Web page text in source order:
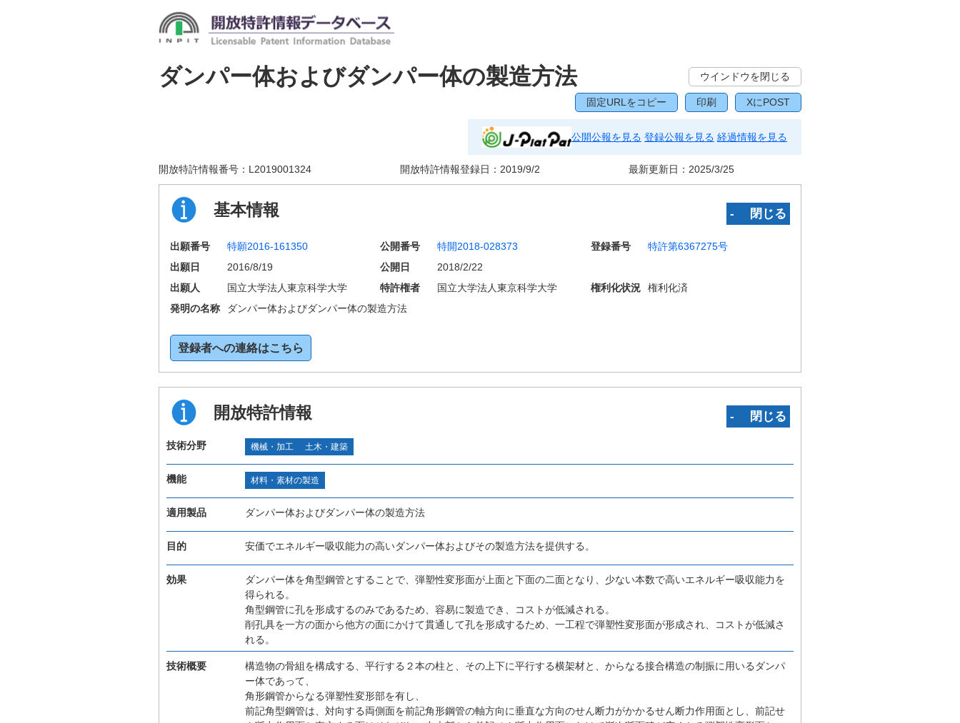
ダンパー体およびダンパー体の製造方法 ウインドウを閉じる
固定URLをコピー 印刷 XにPOST
公開公報を見る 登録公報を見る 経過情報を見る
開放特許情報番号： L2019001324 開放特許情報登録日： 2019/9/2 最新更新日： 2025/3/25
基本情報 ‐ 閉じる
出願番号 特願2016-161350 公開番号 特開2018-028373 登録番号
特許第6367275号
出願日
2016/8/19 公開日
2018/2/22
出願人
国立大学法人東京科学大学 特許権者 国立大学法人東京科学大学 権利化状況
権利化済
発明の名称
ダンパー体およびダンパー体の製造方法
登録者への連絡はこちら
開放特許情報 ‐ 閉じる
技術分野 機械・加工 土木・建築
機能 材料・素材の製造
適用製品 ダンパー体およびダンパー体の製造方法
目的 安価でエネルギー吸収能力の高いダンパー体およびその製造方法を提供する。
効果
ダンパー体を角型鋼管とすることで、弾塑性変形面が上面と下面の二面となり、少ない本数で高いエネルギー吸収能力を
得られる。
角型鋼管に孔を形成するのみであるため、容易に製造でき、コストが低減される。
削孔具を一方の面から他方の面にかけて貫通して孔を形成するため、一工程で弾塑性変形面が形成され、コストが低減さ
れる。
技術概要
構造物の骨組を構成する、平行する２本の柱と、その上下に平行する横架材と、からなる接合構造の制振に用いるダンパ
ー体であって、
角形鋼管からなる弾塑性変形部を有し、
前記角型鋼管は、対向する両側面を前記角形鋼管の軸方向に垂直な方向のせん断力がかかるせん断力作用面とし、前記せ